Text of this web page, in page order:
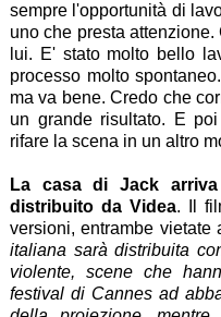
sempre l'opportunità di
uno che presta
lui. E' stato molto bello
processo molto
ma va bene. Credo che
un grande risultato. E
rifare la scena in un altro
La casa di Jack
distribuito da Videa. Il
versioni, entrambe
italiana sarà distribuita
violente, scene che
festival di Cannes ad